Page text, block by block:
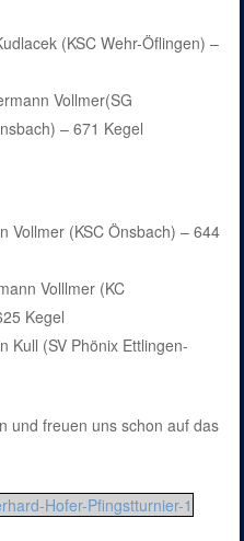
(KSC Wehr-Öflingen) –
Vollmer(SG
– 671 Kegel
Vollmer (KSC Önsbach) – 644
Volllmer (KC
Kegel
Kull (SV Phönix Ettlingen-
und freuen uns schon auf das
Hofer-Pfingstturnier-1